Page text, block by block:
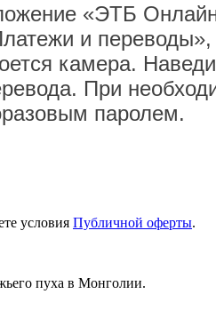
«ЭТБ
и
камера.
При
паролем.
условия Публичной оферты.
пуха в Монголии.